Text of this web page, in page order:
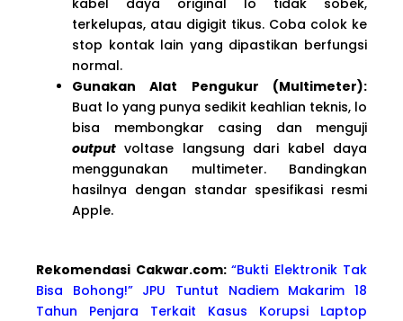
terkelupas, atau digigit tikus. Coba colok ke
stop kontak lain yang dipastikan berfungsi
normal.
Gunakan Alat Pengukur (Multimeter):
Buat lo yang punya sedikit keahlian teknis, lo
bisa membongkar casing dan menguji
output voltase langsung dari kabel daya
menggunakan multimeter. Bandingkan
hasilnya dengan standar spesifikasi resmi
Apple.
Rekomendasi Cakwar.com: “Bukti Elektronik Tak
Bisa Bohong!” JPU Tuntut Nadiem Makarim 18
Tahun Penjara Terkait Kasus Korupsi Laptop